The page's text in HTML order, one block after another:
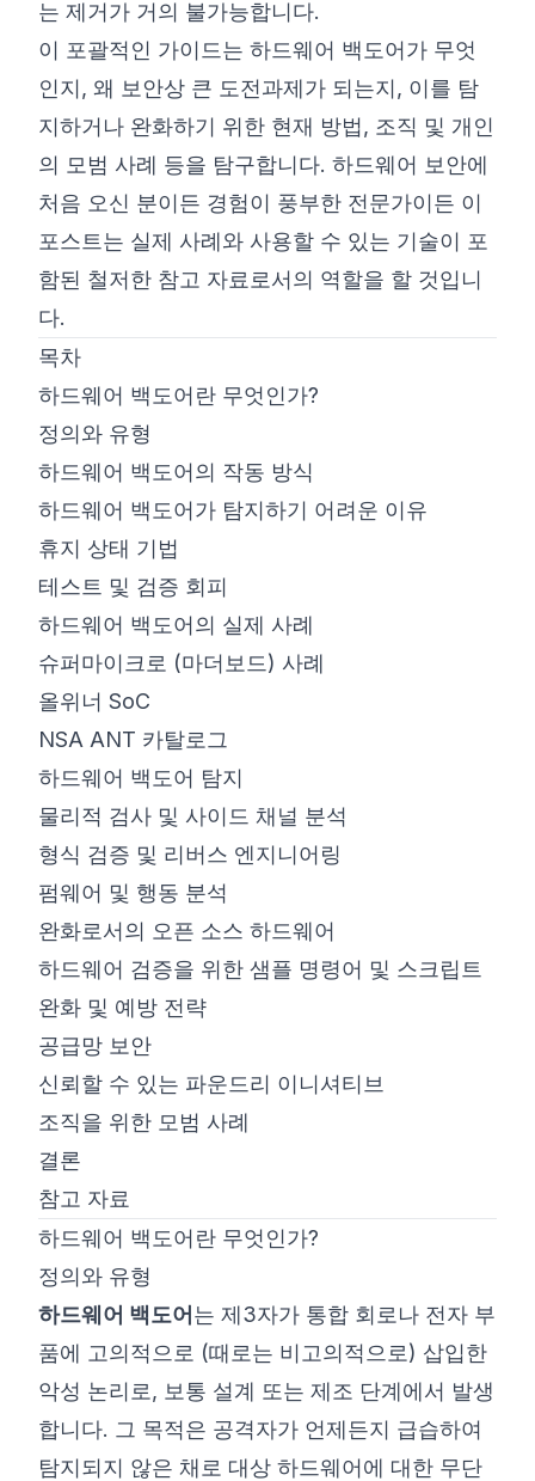
는 제거가 거의 불가능합니다.
이 포괄적인 가이드는 하드웨어 백도어가 무엇
인지, 왜 보안상 큰 도전과제가 되는지, 이를 탐
지하거나 완화하기 위한 현재 방법, 조직 및 개인
의 모범 사례 등을 탐구합니다. 하드웨어 보안에
처음 오신 분이든 경험이 풍부한 전문가이든 이
포스트는 실제 사례와 사용할 수 있는 기술이 포
함된 철저한 참고 자료로서의 역할을 할 것입니
다.
목차
하드웨어 백도어란 무엇인가?
정의와 유형
하드웨어 백도어의 작동 방식
하드웨어 백도어가 탐지하기 어려운 이유
휴지 상태 기법
테스트 및 검증 회피
하드웨어 백도어의 실제 사례
슈퍼마이크로 (마더보드) 사례
올위너 SoC
NSA ANT 카탈로그
하드웨어 백도어 탐지
물리적 검사 및 사이드 채널 분석
형식 검증 및 리버스 엔지니어링
펌웨어 및 행동 분석
완화로서의 오픈 소스 하드웨어
하드웨어 검증을 위한 샘플 명령어 및 스크립트
완화 및 예방 전략
공급망 보안
신뢰할 수 있는 파운드리 이니셔티브
조직을 위한 모범 사례
결론
참고 자료
하드웨어 백도어란 무엇인가?
정의와 유형
하드웨어 백도어 는 제3자가 통합 회로나 전자 부
품에 고의적으로 (때로는 비고의적으로) 삽입한
악성 논리로, 보통 설계 또는 제조 단계에서 발생
합니다. 그 목적은 공격자가 언제든지 급습하여
탐지되지 않은 채로 대상 하드웨어에 대한 무단